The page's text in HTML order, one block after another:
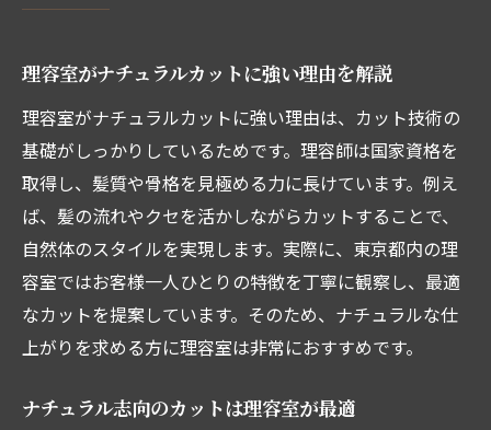
理容室がナチュラルカットに強い理由を解説
理容室がナチュラルカットに強い理由は、カット技術の
基礎がしっかりしているためです。理容師は国家資格を
取得し、髪質や骨格を見極める力に長けています。例え
ば、髪の流れやクセを活かしながらカットすることで、
自然体のスタイルを実現します。実際に、東京都内の理
容室ではお客様一人ひとりの特徴を丁寧に観察し、最適
なカットを提案しています。そのため、ナチュラルな仕
上がりを求める方に理容室は非常におすすめです。
ナチュラル志向のカットは理容室が最適